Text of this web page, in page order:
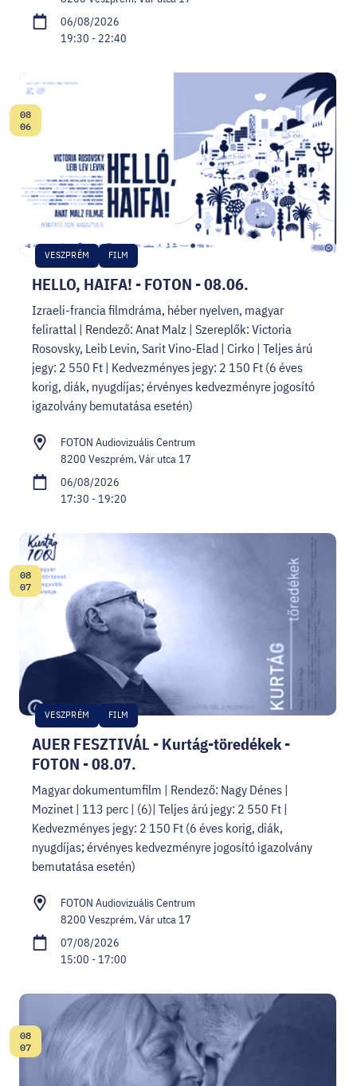
06/08/2026
19:30 - 22:40
HELLO, HAIFA! - FOTON - 08.06.
VESZPRÉM FILM
Date:
08
06
Izraeli-francia filmdráma, héber nyelven, magyar
felirattal | Rendező: Anat Malz | Szereplők: Victoria
Rosovsky, Leib Levin, Sarit Vino-Elad | Cirko | Teljes árú
jegy: 2 550 Ft | Kedvezményes jegy: 2 150 Ft (6 éves
korig, diák, nyugdíjas; érvényes kedvezményre jogosító
igazolvány bemutatása esetén)
FOTON Audiovizuális Centrum
8200 Veszprém, Vár utca 17
06/08/2026
17:30 - 19:20
AUER FESZTIVÁL - Kurtág-töredékek -
FOTON - 08.07.
VESZPRÉM FILM
Date:
08
07
Magyar dokumentumfilm | Rendező: Nagy Dénes |
Mozinet | 113 perc | (6)| Teljes árú jegy: 2 550 Ft |
Kedvezményes jegy: 2 150 Ft (6 éves korig, diák,
nyugdíjas; érvényes kedvezményre jogosító igazolvány
bemutatása esetén)
FOTON Audiovizuális Centrum
8200 Veszprém, Vár utca 17
07/08/2026
15:00 - 17:00
Date:
08
07